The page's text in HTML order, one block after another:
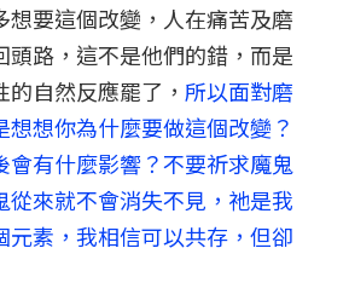
想要這個改變，人在痛苦及磨
頭路，這不是他們的錯，而是
自然反應罷了， 所以面對磨
想想你為什麼要做這個改變？
會有什麼影響？不要祈求魔鬼
從來就不會消失不見，祂是我
元素，我相信可以共存，但卻